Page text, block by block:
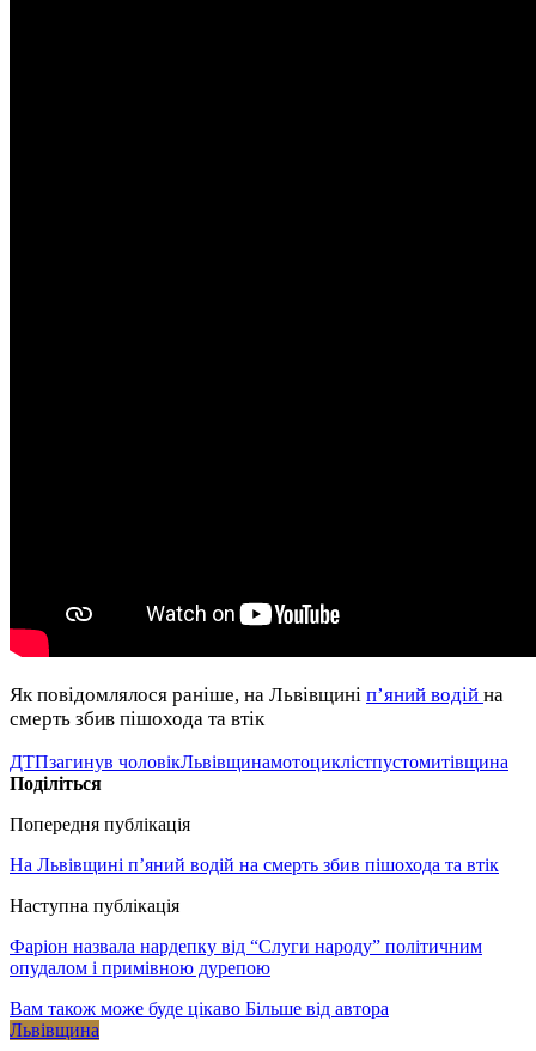
Як повідомлялося раніше, на Львівщині п’яний водій на
смерть збив пішохода та втік
ДТПзагинув чоловікЛьвівщинамотоциклістпустомитівщина
Поділіться
Попередня публікація
На Львівщині п’яний водій на смерть збив пішохода та втік
Наступна публікація
Фаріон назвала нардепку від “Слуги народу” політичним
опудалом і примівною дурепою
Вам також може буде цікаво Більше від автора
Львівщина